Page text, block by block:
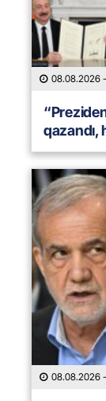
08.08.2026
qazandı,
08.08.2026